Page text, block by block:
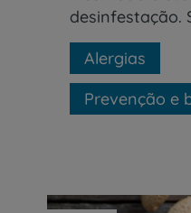
desinfestação.
Alergias
Prevenção e